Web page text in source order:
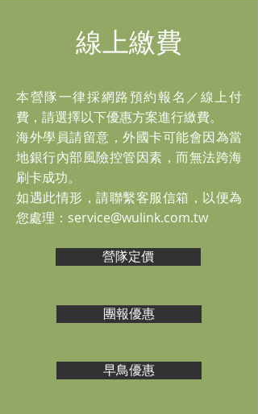
​線上繳費
本營隊一律採網路預約報名／線上付
費，請選擇以下優惠方案進行繳費。
海外學員請留意，外國卡可能會因為當
地銀行內部風險控管因素，而無法跨海
刷卡成功。
​如遇此情形，請聯繫客服信箱，以便為
您處理： service@wulink.com.tw
營隊定價
團報優惠
早鳥優惠